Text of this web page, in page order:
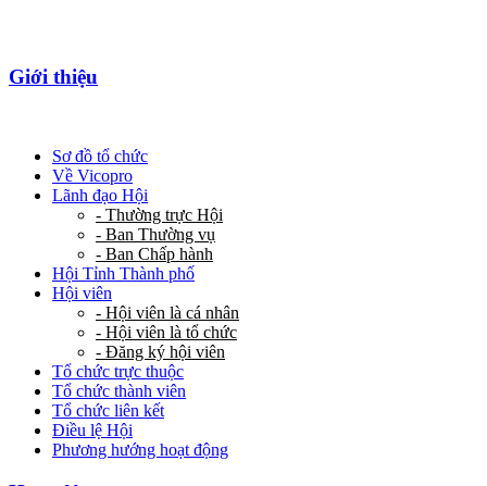
Giới thiệu
Sơ đồ tổ chức
Về Vicopro
Lãnh đạo Hội
- Thường trực Hội
- Ban Thường vụ
- Ban Chấp hành
Hội Tỉnh Thành phố
Hội viên
- Hội viên là cá nhân
- Hội viên là tổ chức
- Đăng ký hội viên
Tổ chức trực thuộc
Tổ chức thành viên
Tổ chức liên kết
Điều lệ Hội
Phương hướng hoạt động